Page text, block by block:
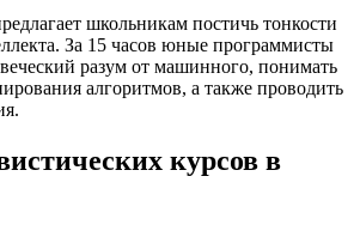
школьникам постичь тонкости
За 15 часов юные программисты
разум от машинного, понимать
алгоритмов, а также проводить
курсов в